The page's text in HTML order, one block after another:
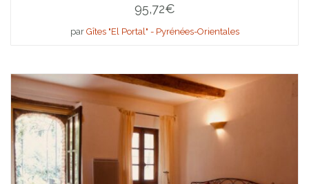
95,72€
par Gîtes "El Portal" - Pyrénées-Orientales